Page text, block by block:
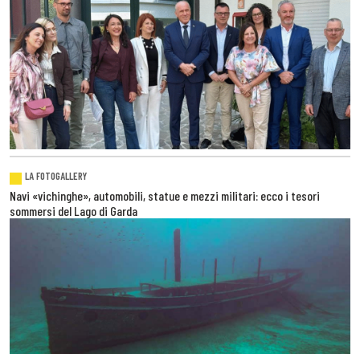
LA FOTOGALLERY
Navi «vichinghe», automobili, statue e mezzi militari: ecco i tesori
sommersi del Lago di Garda